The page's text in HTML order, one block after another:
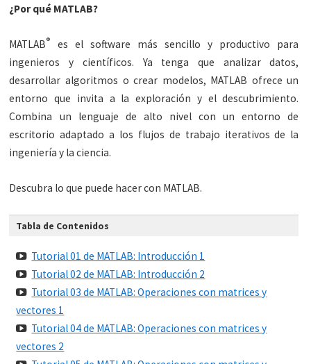
¿Por qué MATLAB?
MATLAB®
es el software más sencillo y productivo para
ingenieros y científicos. Ya tenga que analizar datos,
desarrollar algoritmos o crear modelos, MATLAB ofrece un
entorno que invita a la exploración y el descubrimiento.
Combina un lenguaje de alto nivel con un entorno de
escritorio adaptado a los flujos de trabajo iterativos de la
ingeniería y la ciencia.
Descubra lo que puede hacer con MATLAB.
Tabla de Contenidos
Tutorial 01 de MATLAB: Introducción 1
Tutorial 02 de MATLAB: Introducción 2
Tutorial 03 de MATLAB: Operaciones con matrices y
vectores 1
Tutorial 04 de MATLAB: Operaciones con matrices y
vectores 2